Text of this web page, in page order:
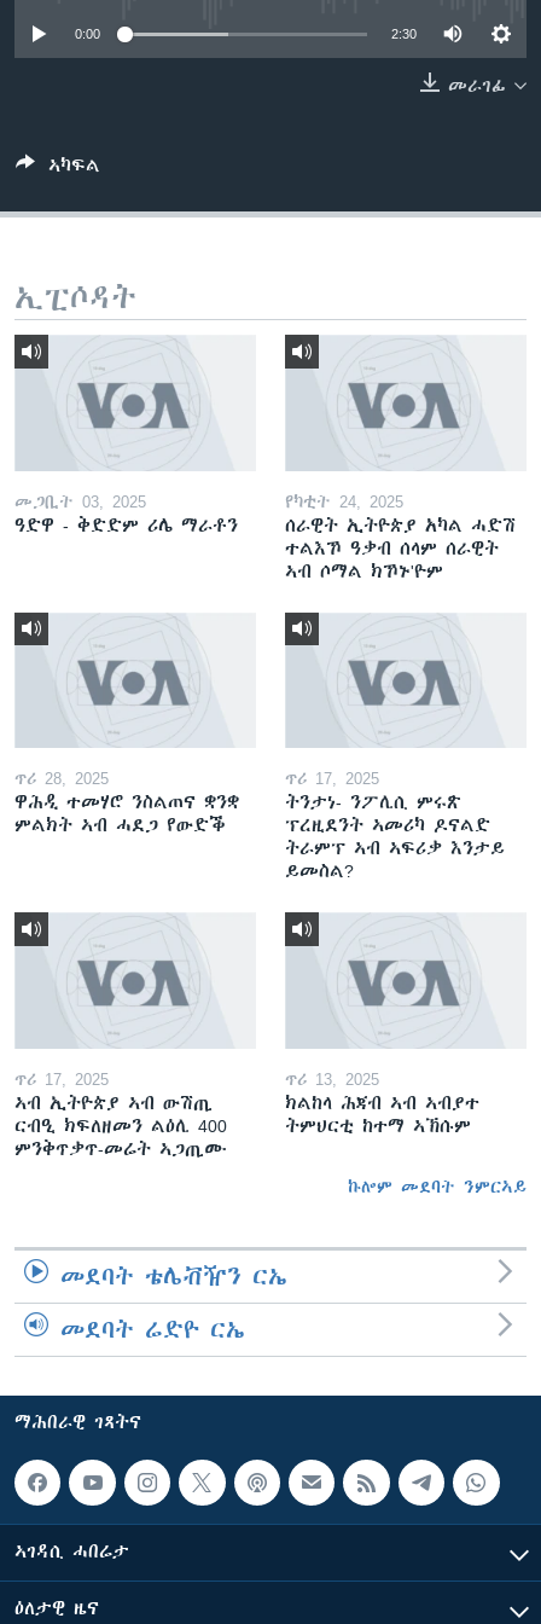
ቋንቋታት
0:00 2:30
መራገፊ
ኣካፍል
ኢፒሶዳት
መጋቢት 03, 2025
ዓድዋ - ቅድድም ሪሌ ማራቶን
የካቲት 24, 2025
ሰራዊት ኢትዮጵያ አካል ሓድሽ
ተልእኾ ዓቃብ ሰላም ሰራዊት
ኣብ ሶማል ክኾኑ'ዮም
ጥሪ 28, 2025
ዋሕዲ ተመሃሮ ንስልጠና ቋንቋ
ምልክት ኣብ ሓደጋ የውድቕ
ጥሪ 17, 2025
ትንታነ- ንፖሊሲ ምሩጽ
ፕረዚደንት ኣመሪካ ዶናልድ
ትራምፕ ኣብ ኣፍሪቃ እንታይ
ይመስል?
ጥሪ 17, 2025
ኣብ ኢትዮጵያ ኣብ ውሽጢ
ርብዒ ክፍለዘመን ልዕሊ 400
ምንቅጥቃጥ-መሬት ኣጋጢሙ
ጥሪ 13, 2025
ክልከላ ሕጃብ ኣብ ኣብያተ
ትምህርቲ ከተማ ኣኽሱም
ኩሎም መደባት ንምርኣይ
መደባት ቴሌቭዥን ርኤ
መደባት ሬድዮ ርኤ
ማሕበራዊ ገጻትና
ኣገዳሲ ሓበሬታ
ዕለታዊ ዜና